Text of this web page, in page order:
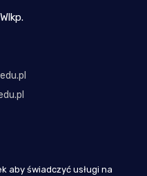
aby świadczyć usługi na